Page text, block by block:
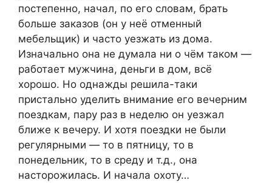
постепенно, начал, по его словам, брать
больше заказов (он у неё отменный
мебельщик) и часто уезжать из дома.
Изначально она не думала ни о чём таком —
работает мужчина, деньги в дом, всё
хорошо. Но однажды решила-таки
пристально уделить внимание его вечерним
поездкам, пару раз в неделю он уезжал
ближе к вечеру. И хотя поездки не были
регулярными — то в пятницу, то в
понедельник, то в среду и т.д., она
насторожилась. И начала охоту…